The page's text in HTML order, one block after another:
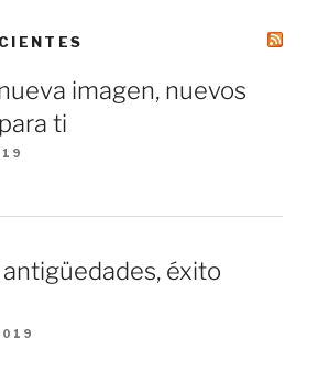
imagen, nuevos
ti
éxito